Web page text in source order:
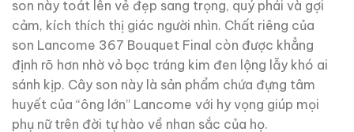
son này toát lên vẻ đẹp sang trọng, quý phái và gợi
cảm, kích thích thị giác người nhìn. Chất riêng của
son Lancome 367 Bouquet Final còn được khẳng
định rõ hơn nhờ vỏ bọc tráng kim đen lộng lẫy khó ai
sánh kịp. Cây son này là sản phẩm chứa đựng tâm
huyết của “ông lớn” Lancome với hy vọng giúp mọi
phụ nữ trên đời tự hào về nhan sắc của họ.